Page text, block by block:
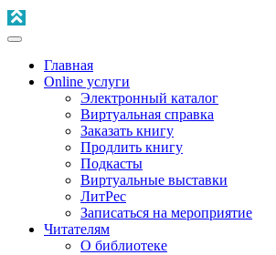
Главная
Online услуги
Электронный каталог
Виртуальная справка
Заказать книгу
Продлить книгу
Подкасты
Виртуальные выставки
ЛитРес
Записаться на мероприятие
Читателям
О библиотеке